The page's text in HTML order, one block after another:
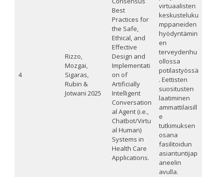
4
Rizzo,
Mozgai,
Sigaras,
Rubin &
Jotwani 2025
Best
Practices for
the Safe,
Ethical, and
Effective
Design and
Implementati
on of
Artificially
Intelligent
Conversation
al Agent (i.e.,
Chatbot/Virtu
al Human)
Systems in
Health Care
Applications.
virtuaalisten
keskusteluku
mppaneiden
hyödyntämin
en
terveydenhu
ollossa
potilastyössä
. Eettisten
suositusten
laatiminen
ammattilaisill
e
tutkimuksen
osana
fasilitoidun
asiantuntijap
aneelin
avulla.